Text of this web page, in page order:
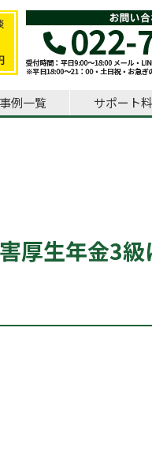
例一覧 サポート
厚生年金3